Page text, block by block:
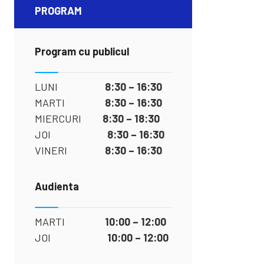
PROGRAM
Program cu publicul
LUNI 8:30 – 16:30
MARTI 8:30 – 16:30
MIERCURI 8:30 – 18:30
JOI 8:30 – 16:30
VINERI 8:30 – 16:30
Audienta
MARTI 10:00 – 12:00
JOI 10:00 – 12:00